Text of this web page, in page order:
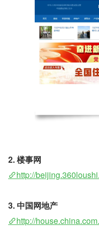
2. 楼事网
http://
3. 中国网地产
http://